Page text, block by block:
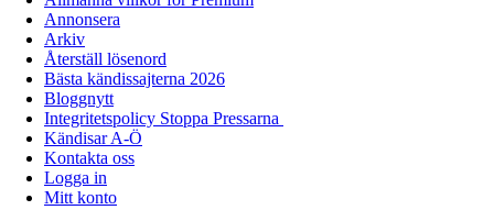
Annonsera
Arkiv
Återställ lösenord
Bästa kändissajterna 2026
Bloggnytt
Integritetspolicy Stoppa Pressarna
Kändisar A-Ö
Kontakta oss
Logga in
Mitt konto